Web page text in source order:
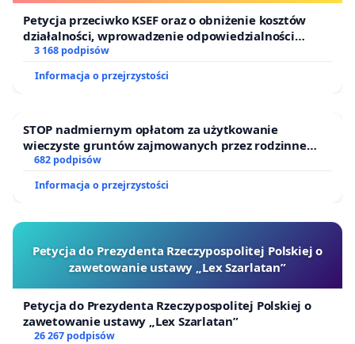
Petycja przeciwko KSEF oraz o obniżenie kosztów
działalności, wprowadzenie odpowiedzialności
finansowej kluczowych urzędników i sędziów
3 168 podpisów
Informacja o przejrzystości
STOP nadmiernym opłatom za użytkowanie
wieczyste gruntów zajmowanych przez rodzinne
ogrody działkowe.
682 podpisów
Informacja o przejrzystości
Petycja do Prezydenta Rzeczypospolitej Polskiej o
zawetowanie ustawy „Lex Szarlatan”
Petycja do Prezydenta Rzeczypospolitej Polskiej o
zawetowanie ustawy „Lex Szarlatan”
26 267 podpisów